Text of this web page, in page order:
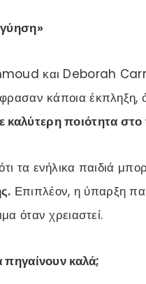
και Deborah Carr
κάποια έκπληξη,
καλύτερη ποιότητα στο
τα ενήλικα παιδιά
Επιπλέον, η ύπαρξη
όταν χρειαστεί.
πηγαίνουν καλά;